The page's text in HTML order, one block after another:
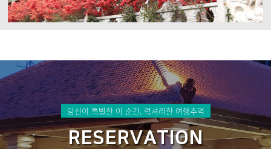
당신이 특별한 이 순간, 럭셔리한 여행추억
RESERVATION